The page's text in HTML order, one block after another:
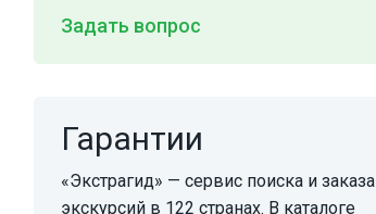
Задать вопрос
Гарантии
«Экстрагид» — сервис поиска и заказа
экскурсий в 122 странах. В каталоге